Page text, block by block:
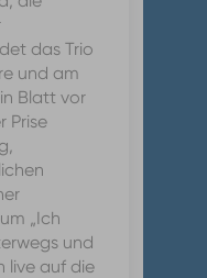
das Trio
und am
Blatt vor
Prise
„Ich
und
live auf die